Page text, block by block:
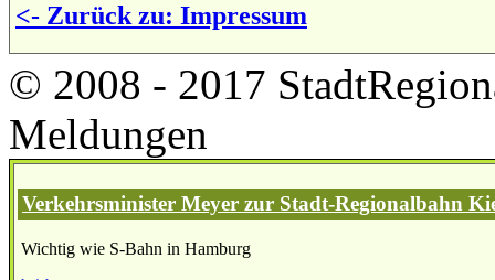
<- Zurück zu: Impressum
© 2008 - 2017
Meldungen
Verkehrsminister Meyer zur Stadt-Regionalbahn
Wichtig wie S-Bahn in Hamburg